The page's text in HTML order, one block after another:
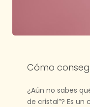
Cómo
¿Aún no sabes
de cristal”? Es